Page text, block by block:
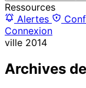
Ressources
Alertes
Connexion
ville 2014
Archives